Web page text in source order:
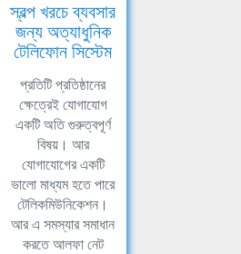
স্বল্প খরচে ব্যবসার
জন্য অত্যাধুনিক
টেলিফোন সিস্টেম
প্রতিটি প্রতিষ্ঠানের
ক্ষেত্রেই যোগাযোগ
একটি অতি গুরুত্বপূর্ণ
বিষয়। আর
যোগাযোগের একটি
ভালো মাধ্যম হতে পারে
টেলিকমিউনিকেশন।
আর এ সমস্যার সমাধান
করতে আলফা নেট